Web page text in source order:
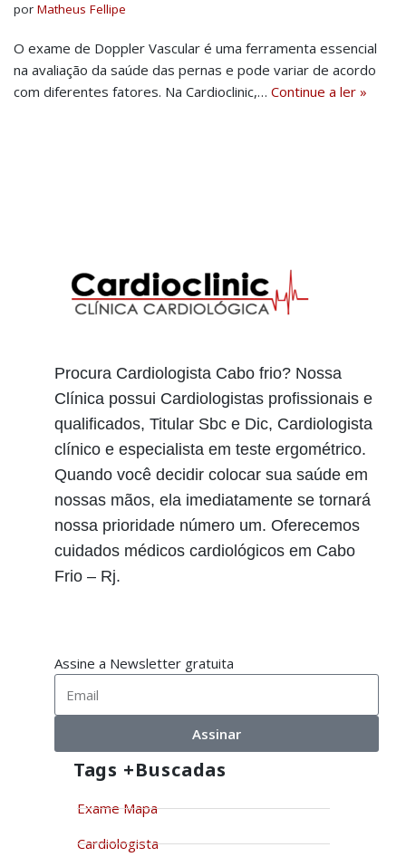
por Matheus Fellipe
O exame de Doppler Vascular é uma ferramenta essencial
na avaliação da saúde das pernas e pode variar de acordo
com diferentes fatores. Na Cardioclinic,… Continue a ler »
Procura Cardiologista Cabo frio? Nossa
Clínica possui Cardiologistas profissionais e
qualificados, Titular Sbc e Dic, Cardiologista
clínico e especialista em teste ergométrico.
Quando você decidir colocar sua saúde em
nossas mãos, ela imediatamente se tornará
nossa prioridade número um. Oferecemos
cuidados médicos cardiológicos em Cabo
Frio – Rj.
Assine a Newsletter gratuita
Assinar
Tags +buscadas
Exame Mapa
Cardiologista